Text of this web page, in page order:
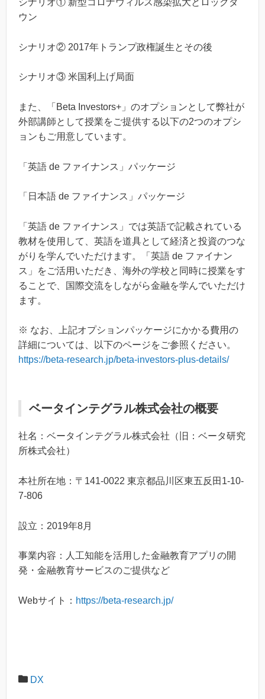
シナリオ① 新型コロナウィルス感染拡大とロックダ
ウン
シナリオ② 2017年トランプ政権誕生とその後
シナリオ③ 米国利上げ局面
また、「Beta Investors+」のオプションとして弊社が
外部講師として授業をご提供する以下の2つのオプシ
ョンもご用意しています。
「英語 de ファイナンス」パッケージ
「日本語 de ファイナンス」パッケージ
「英語 de ファイナンス」では英語で記載されている
教材を使用して、英語を道具として経済と投資のつな
がりを学んでいただけます。「英語 de ファイナン
ス」をご活用いただき、海外の学校と同時に授業をす
ることで、国際交流をしながら金融を学んでいただけ
ます。
※ なお、上記オプションパッケージにかかる費用の
詳細については、以下のページをご参照ください。
https://beta-research.jp/beta-investors-plus-details/
ベータインテグラル株式会社の概要
社名：ベータインテグラル株式会社（旧：ベータ研究
所株式会社）
本社所在地：〒141-0022 東京都品川区東五反田1-10-
7-806
設立：2019年8月
事業内容：人工知能を活用した金融教育アプリの開
発・金融教育サービスのご提供など
Webサイト： https://beta-research.jp/
DX